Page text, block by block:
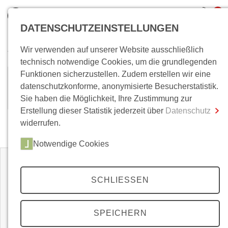
inkl. MwSt.
0,00 €
Zum Warenkorb Zur Kasse
Wo bin ich?
Günter Naegeler
Zeitschriften
DATENSCHUTZEINSTELLUNGEN
Wir verwenden auf unserer Website ausschließlich
technisch notwendige Cookies, um die grundlegenden
Funktionen sicherzustellen. Zudem erstellen wir eine
datenschutzkonforme, anonymisierte Besucherstatistik.
Sie haben die Möglichkeit, Ihre Zustimmung zur
Erstellung dieser Statistik jederzeit über Datenschutz
widerrufen.
Notwendige Cookies
SCHLIESSEN
SPEICHERN